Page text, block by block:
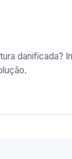
danificada?